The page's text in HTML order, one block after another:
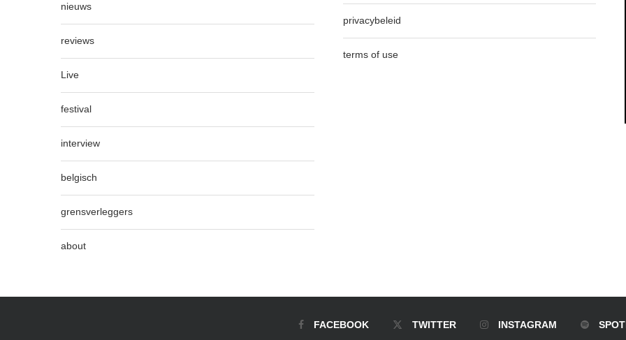
nieuws
reviews
Live
festival
interview
belgisch
grensverleggers
about
privacybeleid
terms of use
FACEBOOK TWITTER INSTAGRAM